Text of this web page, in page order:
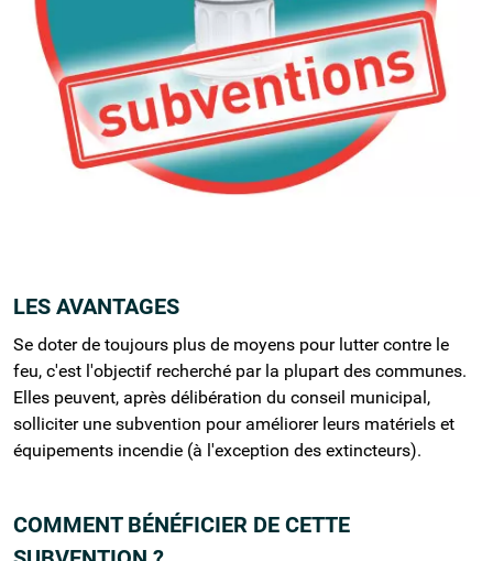
LES AVANTAGES
Se doter de toujours plus de moyens pour lutter contre le
feu, c'est l'objectif recherché par la plupart des communes.
Elles peuvent, après délibération du conseil municipal,
solliciter une subvention pour améliorer leurs matériels et
équipements incendie (à l'exception des extincteurs).
COMMENT BÉNÉFICIER DE CETTE